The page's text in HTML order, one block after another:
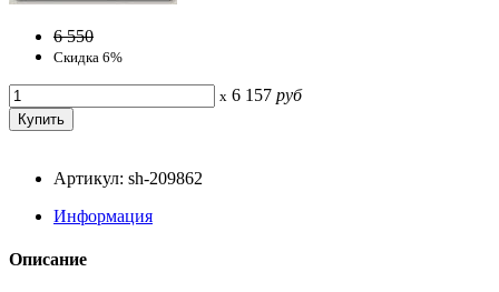
6 550
Скидка 6%
x 6 157 руб
Артикул: sh-209862
Информация
Описание